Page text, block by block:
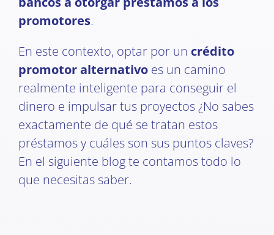
promotores.
En este contexto, optar por un crédito
promotor alternativoes un camino
realmente inteligente para conseguir el
dinero e impulsar tus proyectos ¿No sabes
exactamente de qué se tratan estos
préstamos y cuáles son sus puntos claves?
En el siguiente blog te contamos todo lo
que necesitas saber.